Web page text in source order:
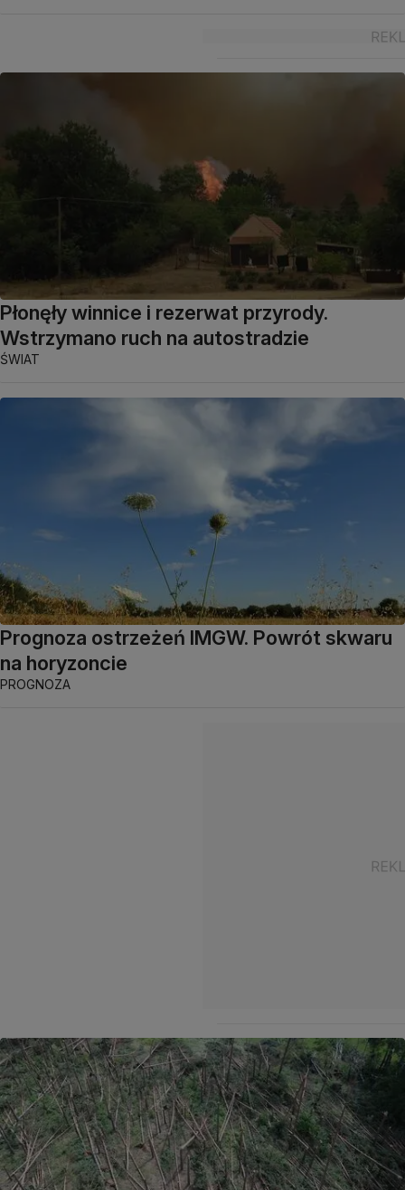
Płonęły winnice i rezerwat przyrody.
Wstrzymano ruch na autostradzie
ŚWIAT
Prognoza ostrzeżeń IMGW. Powrót skwaru
na horyzoncie
PROGNOZA